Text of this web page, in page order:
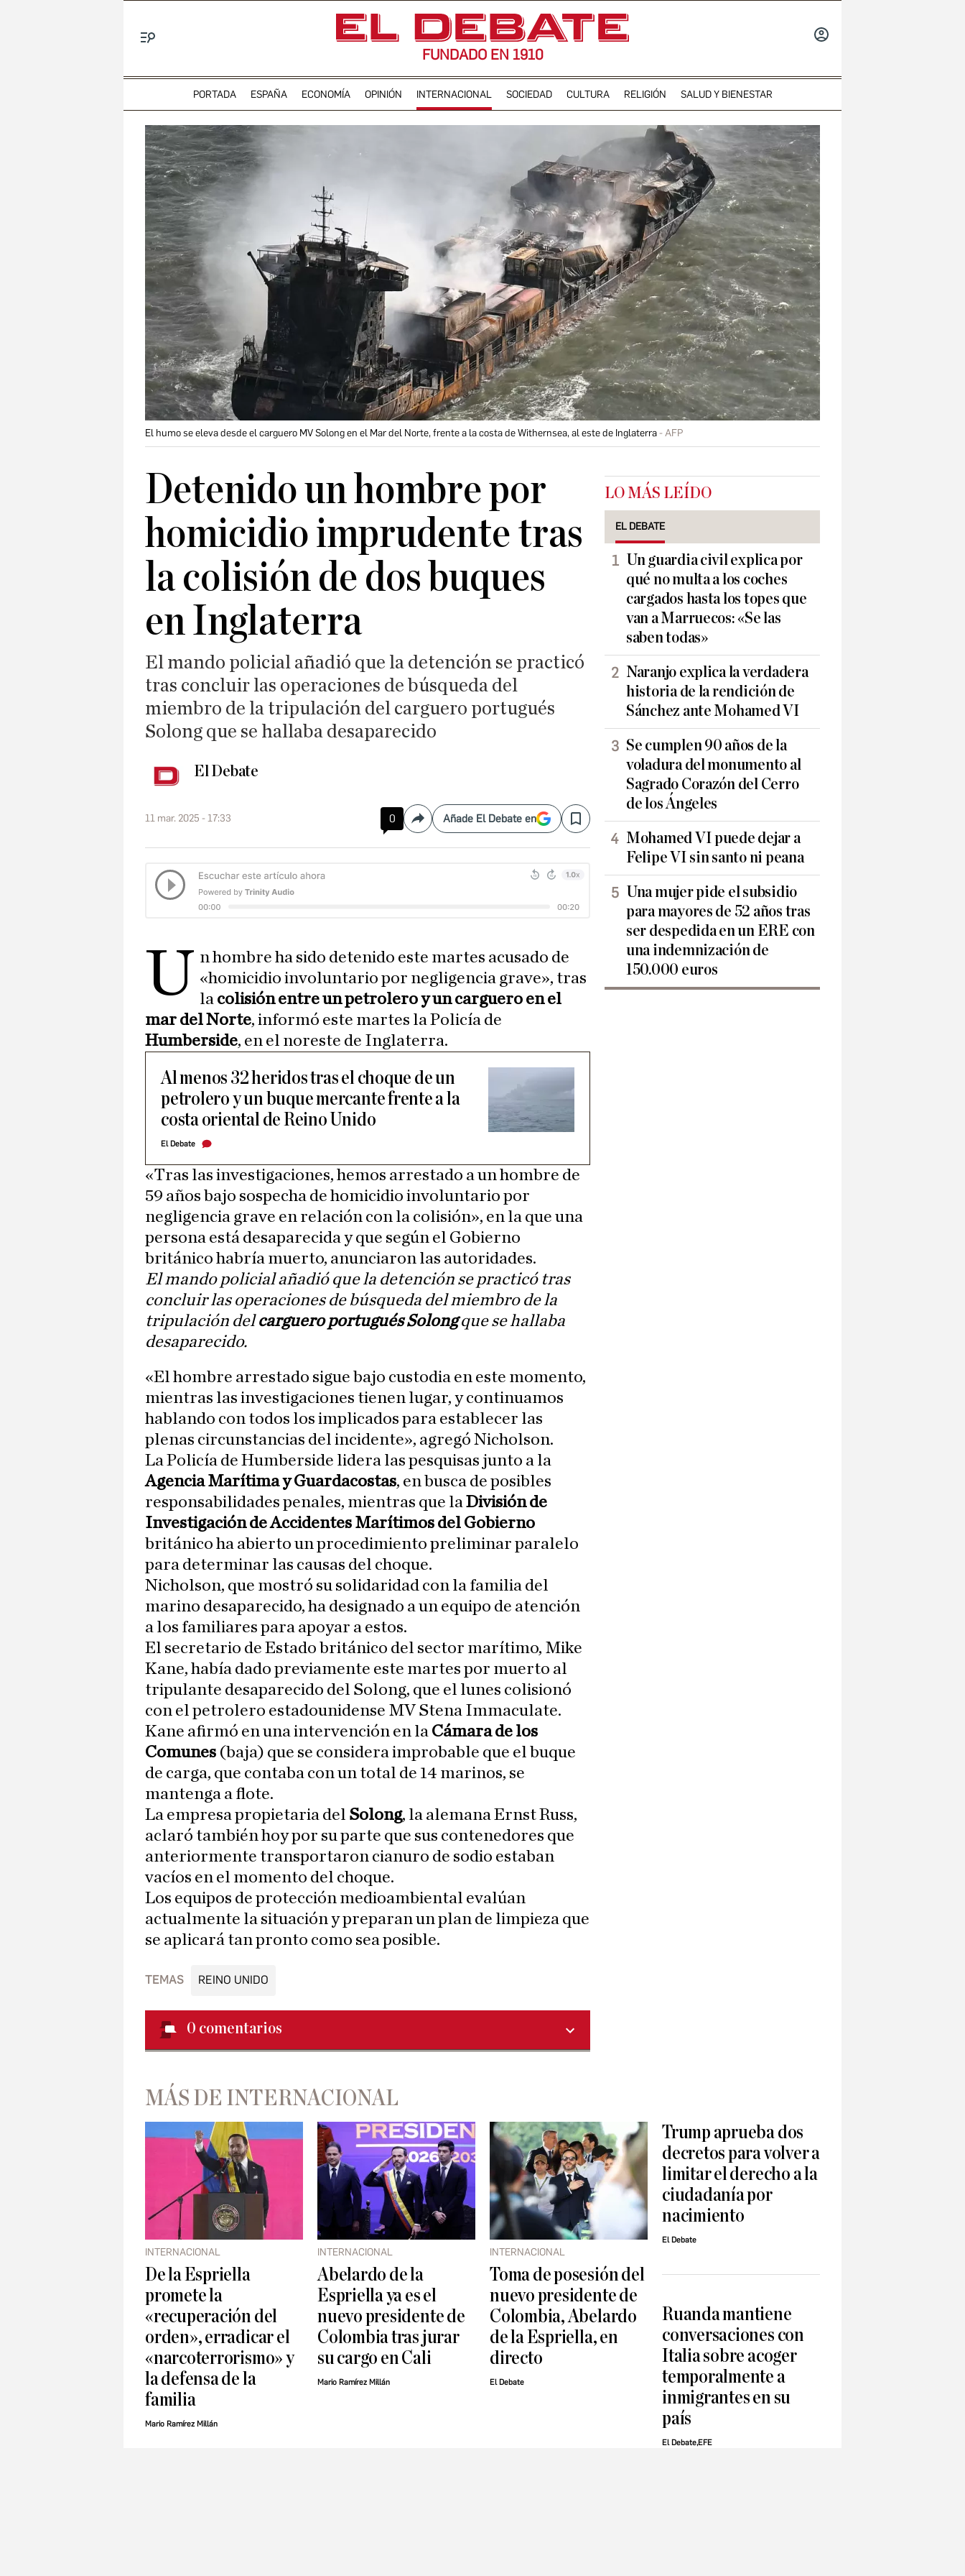
FUNDADO EN 1910
PORTADA ESPAÑA ECONOMÍA OPINIÓN INTERNACIONAL SOCIEDAD CULTURA RELIGIÓN SALUD Y BIENESTAR
El humo se eleva desde el carguero MV Solong en el Mar del Norte, frente a la costa de Withernsea, al este de Inglaterra AFP
Detenido un hombre por
homicidio imprudente tras
la colisión de dos buques
en Inglaterra
El mando policial añadió que la detención se practicó
tras concluir las operaciones de búsqueda del
miembro de la tripulación del carguero portugués
Solong que se hallaba desaparecido
El Debate
11 mar. 2025 - 17:33 0 CompartirAñade El Debate en Save
U n hombre ha sido detenido este martes acusado de
«homicidio involuntario por negligencia grave», tras
la colisión entre un petrolero y un carguero en el
mar del Norte, informó este martes la Policía de
Humberside, en el noreste de Inglaterra.
Al menos 32 heridos tras el choque de un
petrolero y un buque mercante frente a la
costa oriental de Reino Unido
El Debate
«Tras las investigaciones, hemos arrestado a un hombre de
59 años bajo sospecha de homicidio involuntario por
negligencia grave en relación con la colisión», en la que una
persona está desaparecida y que según el Gobierno
británico habría muerto, anunciaron las autoridades.
El mando policial añadió que la detención se practicó tras
concluir las operaciones de búsqueda del miembro de la
tripulación delcarguero portugués Solongque se hallaba
desaparecido.
«El hombre arrestado sigue bajo custodia en este momento,
mientras las investigaciones tienen lugar, y continuamos
hablando con todos los implicados para establecer las
plenas circunstancias del incidente», agregó Nicholson.
La Policía de Humberside lidera las pesquisas junto a la
Agencia Marítima y Guardacostas, en busca de posibles
responsabilidades penales, mientras que laDivisión de
Investigación de Accidentes Marítimos del Gobierno
británico ha abierto un procedimiento preliminar paralelo
para determinar las causas del choque.
Nicholson, que mostró su solidaridad con la familia del
marino desaparecido, ha designado a un equipo de atención
a los familiares para apoyar a estos.
El secretario de Estado británico del sector marítimo, Mike
Kane, había dado previamente este martes por muerto al
tripulante desaparecido del Solong, que el lunes colisionó
con el petrolero estadounidense MV Stena Immaculate.
Kane afirmó en una intervención en la Cámara de los
Comunes (baja) que se considera improbable que el buque
de carga, que contaba con un total de 14 marinos, se
mantenga a flote.
La empresa propietaria del Solong, la alemana Ernst Russ,
aclaró también hoy por su parte que sus contenedores que
anteriormente transportaron cianuro de sodio estaban
vacíos en el momento del choque.
Los equipos de protección medioambiental evalúan
actualmente la situación y preparan un plan de limpieza que
se aplicará tan pronto como sea posible.
TEMAS REINO UNIDO
0 comentarios
LO MÁS LEÍDO
EL DEBATE
Un guardia civil explica por
qué no multa a los coches
cargados hasta los topes que
van a Marruecos: «Se las
saben todas»
Naranjo explica la verdadera
historia de la rendición de
Sánchez ante Mohamed VI
Se cumplen 90 años de la
voladura del monumento al
Sagrado Corazón del Cerro
de los Ángeles
Mohamed VI puede dejar a
Felipe VI sin santo ni peana
Una mujer pide el subsidio
para mayores de 52 años tras
ser despedida en un ERE con
una indemnización de
150.000 euros
MÁS DE INTERNACIONAL
INTERNACIONAL
De la Espriella
promete la
«recuperación del
orden», erradicar el
«narcoterrorismo» y
la defensa de la
familia
Mario Ramírez Millán
INTERNACIONAL
Abelardo de la
Espriella ya es el
nuevo presidente de
Colombia tras jurar
su cargo en Cali
Mario Ramírez Millán
INTERNACIONAL
Toma de posesión del
nuevo presidente de
Colombia, Abelardo
de la Espriella, en
directo
El Debate
Trump aprueba dos
decretos para volver a
limitar el derecho a la
ciudadanía por
nacimiento
El Debate
Ruanda mantiene
conversaciones con
Italia sobre acoger
temporalmente a
inmigrantes en su
país
El Debate,EFE